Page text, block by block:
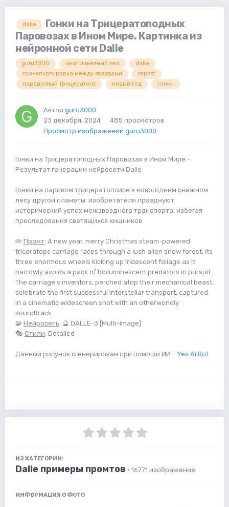
dalle
Гонки на Трицератоподных
Паровозах в Ином Мире. Картинка из
нейронной сети Dalle
guru3000 инопланетный лес
dalle
транспортировка между звездами
repost
паровозный трицератопс
новый год гонки
Автор guru3000
23 декабря, 2024
485 просмотров
Просмотр изображений guru3000
Гонки на Трицератоподных Паровозах в Ином Мире -
Результат генерации нейросети Dalle
Гонки на паровом трицератопсисе в новогоднем снежном
лесу другой планеты: изобретатели празднуют
исторический успех межзвездного транспорта, избегая
преследования светящихся хищников
✏️ Промт: A new year, merry Christmas steam-powered
triceratops carriage races through a lush alien snow forest, its
three enormous wheels kicking up iridescent foliage as it
narrowly avoids a pack of bioluminescent predators in pursuit.
The carriage's inventors, perched atop their mechanical beast,
celebrate the first successful interstellar transport, captured
in a cinematic widescreen shot with an otherworldly
soundtrack.
🧩 Нейросеть: 🔮 DALLE-3 [Multi-image]
🎭 Стили: Detailed
Данный рисунок сгенерирован при помощи ИИ - Yes Ai Bot
ИЗ КАТЕГОРИИ:
Dalle примеры промтов · 16771 изображение
ИНФОРМАЦИЯ О ФОТО